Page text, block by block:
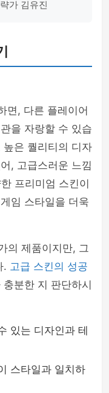
가 김유진
면, 다른 플레이어
을 자랑할 수 있습
은 퀄리티의 디자
, 고급스러운 느낌
프리미엄 스킨이
임 스타일을 더욱
의 제품이지만, 그
. 고급 스킨의 성공
분한 지 판단하시
있는 디자인과 테
스타일과 일치하